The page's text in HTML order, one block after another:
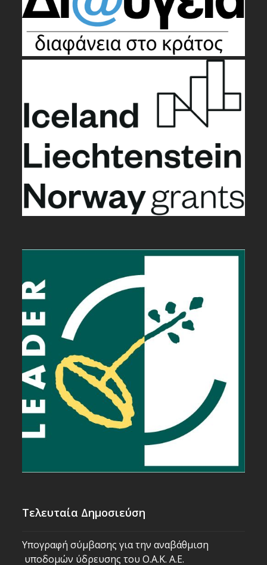
Τελευταία Δημοσιεύση
Υπογραφή σύμβασης για την αναβάθμιση
υποδομών ύδρευσης του Ο.Α.Κ. Α.Ε.